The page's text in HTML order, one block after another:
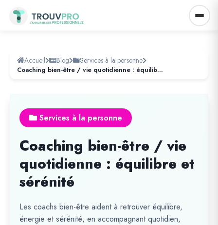
Accueil Blog Services à la personne
Coaching bien-être / vie quotidienne : équilibre et sérénité
Services à la personne
Coaching bien-être / vie
quotidienne : équilibre et
sérénité
Les coachs bien-être aident à retrouver équilibre,
énergie et sérénité, en accompagnant quotidien,